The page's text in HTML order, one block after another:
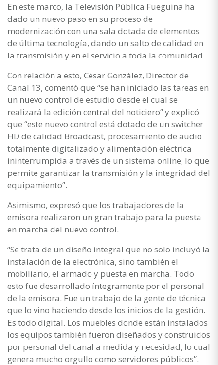
En este marco, la Televisión Pública Fueguina ha
dado un nuevo paso en su proceso de
modernización con una sala dotada de elementos
de última tecnología, dando un salto de calidad en
la transmisión y en el servicio a toda la comunidad.
Con relación a esto, César González, Director de
Canal 13, comentó que “se han iniciado las tareas en
un nuevo control de estudio desde el cual se
realizará la edición central del noticiero” y explicó
que “este nuevo control está dotado de un switcher
HD de calidad Broadcast, procesamiento de audio
totalmente digitalizado y alimentación eléctrica
ininterrumpida a través de un sistema online, lo que
permite garantizar la transmisión y la integridad del
equipamiento”.
Asimismo, expresó que los trabajadores de la
emisora realizaron un gran trabajo para la puesta
en marcha del nuevo control.
“Se trata de un diseño integral que no solo incluyó la
instalación de la electrónica, sino también el
mobiliario, el armado y puesta en marcha. Todo
esto fue desarrollado íntegramente por el personal
de la emisora. Fue un trabajo de la gente de técnica
que lo vino haciendo desde los inicios de la gestión.
Es todo digital. Los muebles donde están instalados
los equipos también fueron diseñados y construidos
por personal del canal a medida y necesidad, lo cual
genera mucho orgullo como servidores públicos”.